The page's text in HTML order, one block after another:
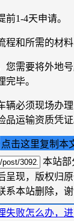
前1-4天申请。
程和所需的材料
您需要将外地
完毕。
辆必须现场办
品运输资质凭证
点击这里复制本
本站部
呈现，版权归
系本站删除，谢
失败怎么办，